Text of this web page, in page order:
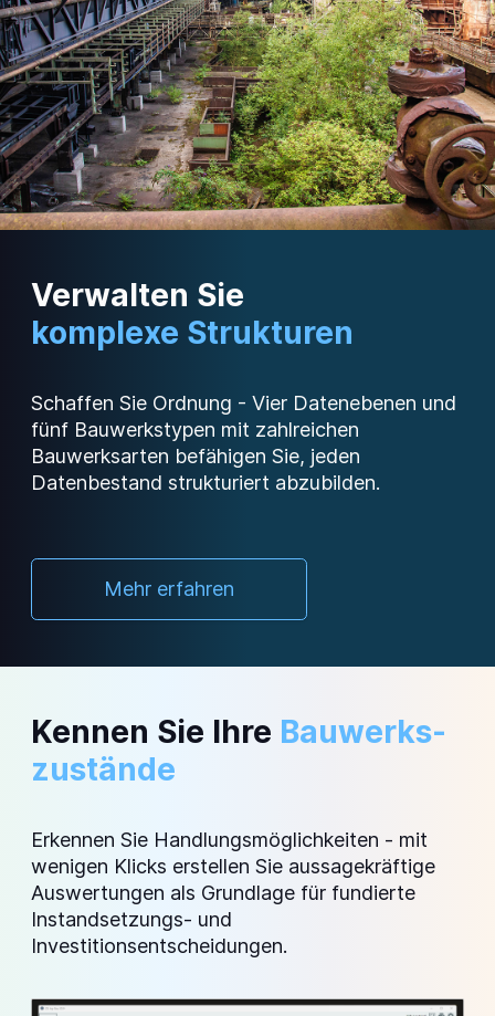
Verwalten Sie
komplexe Strukturen
Schaffen Sie Ordnung - Vier Datenebenen und
fünf Bauwerkstypen mit zahlreichen
Bauwerksarten befähigen Sie, jeden
Datenbestand strukturiert abzubilden.
Mehr erfahren
Kennen Sie Ihre Bauwerks­
zustände
Erkennen Sie Handlungsmöglichkeiten - mit
wenigen Klicks erstellen Sie aussagekräftige
Auswertungen als Grundlage für fundierte
Instandsetzungs- und
Investitionsentscheidungen.